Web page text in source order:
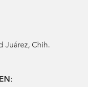
Juárez, Chih.